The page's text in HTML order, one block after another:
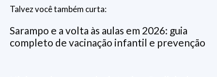
Talvez você também curta:
Sarampo e a volta às aulas em 2026: guia
completo de vacinação infantil e prevenção